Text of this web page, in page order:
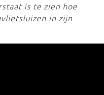
is te zien hoe
in zijn